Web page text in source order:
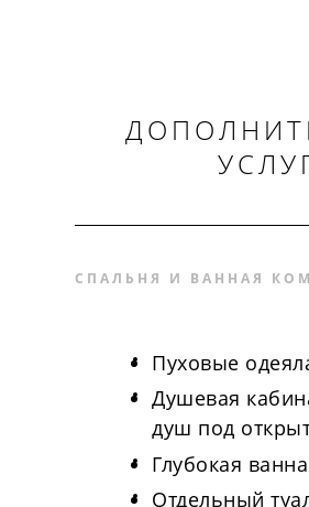
СПАЛЬНЯ И ВАННАЯ
Пуховые
Душевая
душ под
Глубокая ванна
Отдельный